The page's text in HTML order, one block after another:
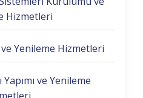
Hizmetleri
ve Yenileme Hizmetleri
ve Yenileme